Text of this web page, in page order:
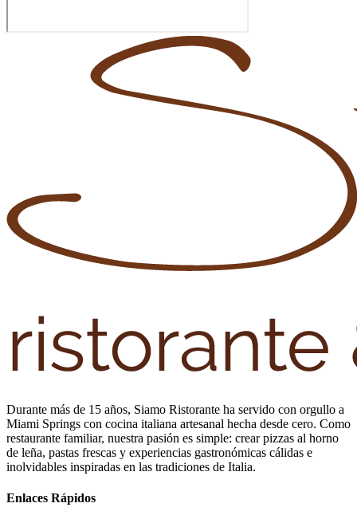
Durante más de 15 años, Siamo Ristorante ha servido con orgullo a
Miami Springs con cocina italiana artesanal hecha desde cero. Como
restaurante familiar, nuestra pasión es simple: crear pizzas al horno
de leña, pastas frescas y experiencias gastronómicas cálidas e
inolvidables inspiradas en las tradiciones de Italia.
Enlaces Rápidos